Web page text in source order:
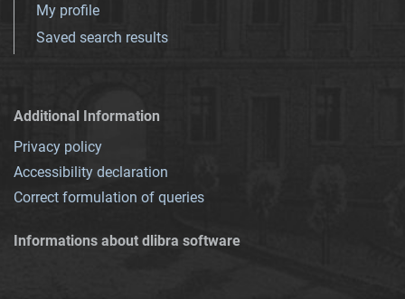
My profile
Saved search results
Additional Information
Privacy policy
Accessibility declaration
Correct formulation of queries
Informations about dlibra software